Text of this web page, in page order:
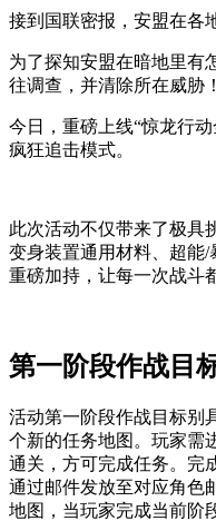
接到国联密报，安盟在各
为了探知安盟在暗地里有
往调查，并清除所在威胁！
今日，重磅上线“惊龙行
疯狂追击模式。
此次活动不仅带来了极具
变身装置通用材料、超能
重磅加持，让每一次战斗
第一阶段作战目
活动第一阶段作战目标别
个新的任务地图。玩家需
通关，方可完成任务。完
通过邮件发放至对应角色
地图，当玩家完成当前阶